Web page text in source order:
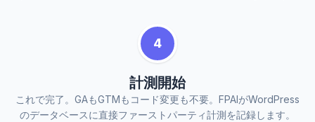
4
計測開始
これで完了。GAもGTMもコード変更も不要。FPAIがWordPress
のデータベースに直接ファーストパーティ計測を記録します。